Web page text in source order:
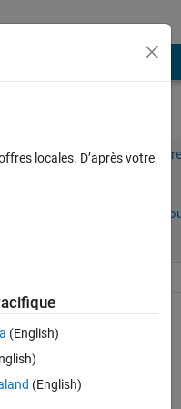
vous pour
Connectez-vous
reda yagoub
le 27 Août 2016
locales. D’après votre
(English)
(English)